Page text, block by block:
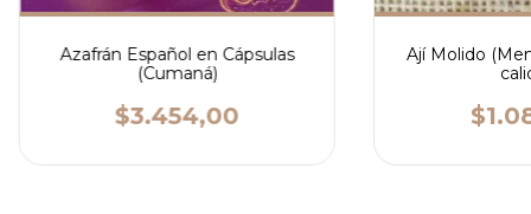
Azafrán Español en Cápsulas
(Cumaná)
$3.454,00
Ají Molido